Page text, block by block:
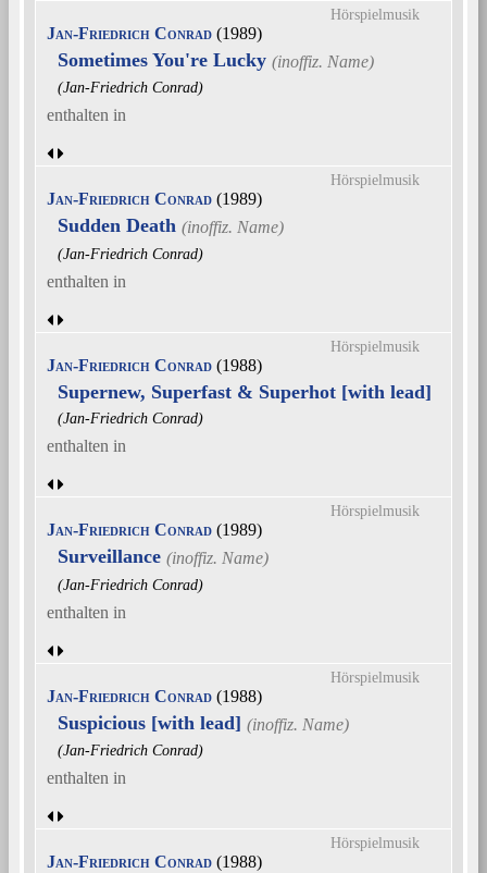
Hörspielmusik
Jan-Friedrich Conrad (1989)
Sometimes You're Lucky
(Jan-Friedrich Conrad)
enthalten in
Hörspielmusik
Jan-Friedrich Conrad (1989)
Sudden Death
(Jan-Friedrich Conrad)
enthalten in
Hörspielmusik
Jan-Friedrich Conrad (1988)
Supernew, Superfast & Superhot [with lead]
(Jan-Friedrich Conrad)
enthalten in
Hörspielmusik
Jan-Friedrich Conrad (1989)
Surveillance
(Jan-Friedrich Conrad)
enthalten in
Hörspielmusik
Jan-Friedrich Conrad (1988)
Suspicious [with lead]
(Jan-Friedrich Conrad)
enthalten in
Hörspielmusik
Jan-Friedrich Conrad (1988)